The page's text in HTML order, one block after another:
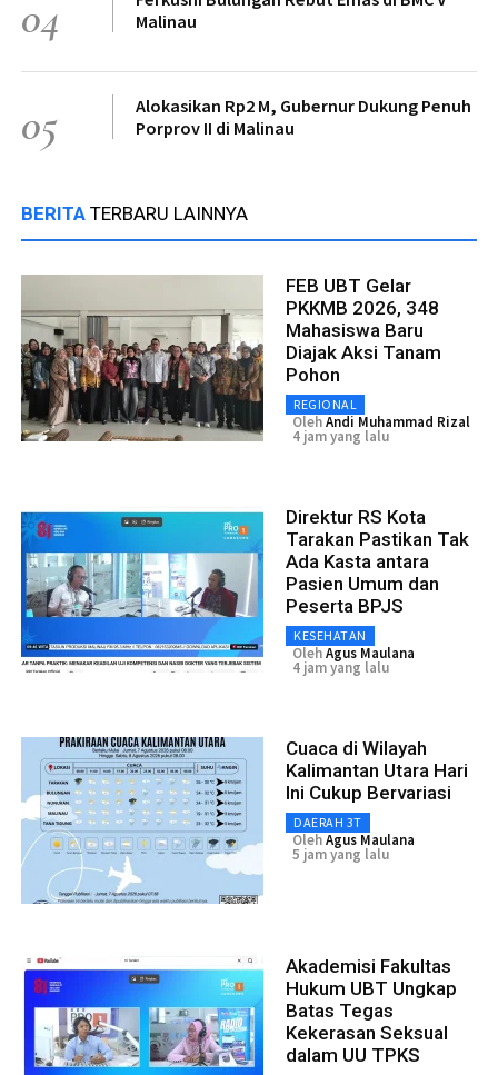
04
Malinau
05
Alokasikan Rp2 M, Gubernur Dukung Penuh
Porprov II di Malinau
BERITA TERBARU LAINNYA
FEB UBT Gelar
PKKMB 2026, 348
Mahasiswa Baru
Diajak Aksi Tanam
Pohon
REGIONAL
OlehAndi Muhammad Rizal
4 jam yang lalu
Direktur RS Kota
Tarakan Pastikan Tak
Ada Kasta antara
Pasien Umum dan
Peserta BPJS
KESEHATAN
OlehAgus Maulana
4 jam yang lalu
Cuaca di Wilayah
Kalimantan Utara Hari
Ini Cukup Bervariasi
DAERAH 3T
OlehAgus Maulana
5 jam yang lalu
Akademisi Fakultas
Hukum UBT Ungkap
Batas Tegas
Kekerasan Seksual
dalam UU TPKS